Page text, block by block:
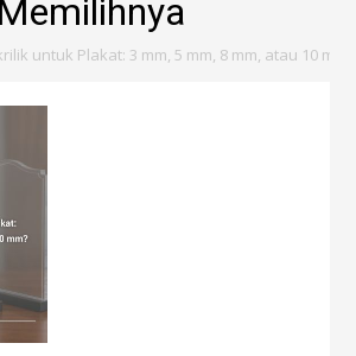
Memilihnya
untuk Plakat: 3 mm, 5 mm, 8 mm, atau 10